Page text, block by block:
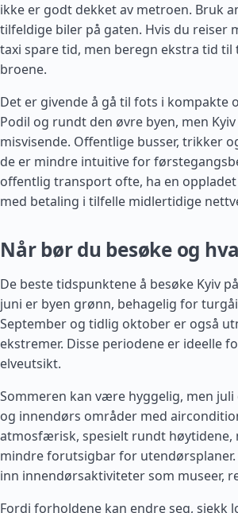
ikke er godt dekket av metroen. Bruk
tilfeldige biler på gaten. Hvis du reiser
taxi spare tid, men beregn ekstra tid
broene.
Det er givende å gå til fots i
Podil og rundt den øvre byen, men
misvisende. Offentlige busser, trikker
de er mindre intuitive for
offentlig transport ofte, ha en
med betaling i tilfelle midlertidige
Når bør du besøke og
De beste tidspunktene å besøke Kyiv
juni er byen grønn, behagelig for
September og tidlig oktober er også
ekstremer. Disse periodene er ideelle
elveutsikt.
Sommeren kan være hyggelig, men
og innendørs områder med
atmosfærisk, spesielt rundt høytidene,
mindre forutsigbar for
inn innendørsaktiviteter som museer,
Fordi forholdene kan endre seg, sjekk